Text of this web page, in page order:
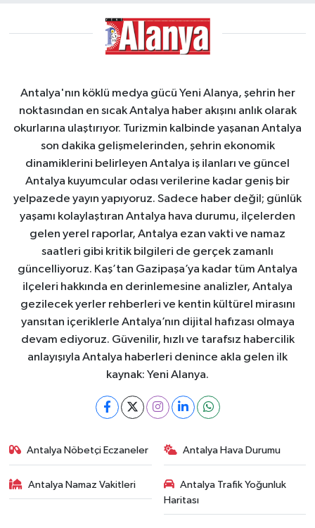
Antalya'nın köklü medya gücü Yeni Alanya, şehrin her
noktasından en sıcak Antalya haber akışını anlık olarak
okurlarına ulaştırıyor. Turizmin kalbinde yaşanan Antalya
son dakika gelişmelerinden, şehrin ekonomik
dinamiklerini belirleyen Antalya iş ilanları ve güncel
Antalya kuyumcular odası verilerine kadar geniş bir
yelpazede yayın yapıyoruz. Sadece haber değil; günlük
yaşamı kolaylaştıran Antalya hava durumu, ilçelerden
gelen yerel raporlar, Antalya ezan vakti ve namaz
saatleri gibi kritik bilgileri de gerçek zamanlı
güncelliyoruz. Kaş’tan Gazipaşa’ya kadar tüm Antalya
ilçeleri hakkında en derinlemesine analizler, Antalya
gezilecek yerler rehberleri ve kentin kültürel mirasını
yansıtan içeriklerle Antalya’nın dijital hafızası olmaya
devam ediyoruz. Güvenilir, hızlı ve tarafsız habercilik
anlayışıyla Antalya haberleri denince akla gelen ilk
kaynak: Yeni Alanya.
Antalya Nöbetçi Eczaneler Antalya Hava Durumu
Antalya Namaz Vakitleri
Antalya Trafik Yoğunluk
Haritası